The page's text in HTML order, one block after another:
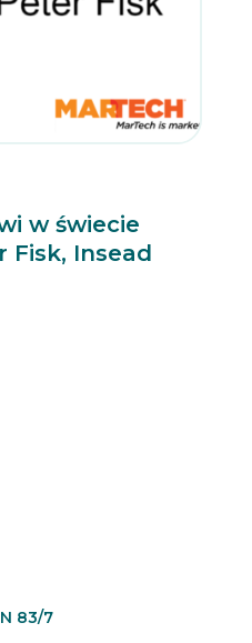
w świecie
Fisk, Insead
83/7